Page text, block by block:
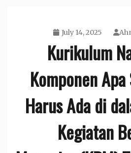
July 14, 2025
Kurikulum
Komponen
Harus Ada di
Kegiatan